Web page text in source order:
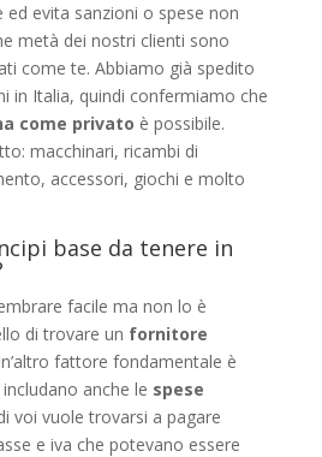
evita sanzioni o spese non
metà dei nostri clienti sono
come te. Abbiamo già spedito
in Italia, quindi confermiamo che
come privato è possibile.
macchinari, ricambi di
accessori, giochi e molto
base da tenere in
facile ma non lo è
di trovare un fornitore
fattore fondamentale è
anche le spese
voi vuole trovarsi a pagare
e iva che potevano essere